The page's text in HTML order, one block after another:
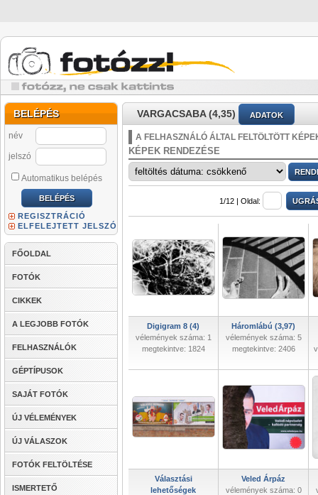
BELÉPÉS
név
jelszó
Automatikus belépés
REGISZTRÁCIÓ
ELFELEJTETT JELSZÓ
FŐOLDAL
FOTÓK
CIKKEK
A LEGJOBB FOTÓK
FELHASZNÁLÓK
GÉPTÍPUSOK
SAJÁT FOTÓK
ÚJ VÉLEMÉNYEK
ÚJ VÁLASZOK
FOTÓK FELTÖLTÉSE
ISMERTETŐ
VARGACSABA (4,35) ADATOK
A FELHASZNÁLÓ ÁLTAL FELTÖLTÖTT
KÉPEK RENDEZÉSE
1/12 | Oldal:
Digigram 8 (4)
vélemények száma: 1
megtekintve: 1824
Háromlábú (3,97)
vélemények száma: 5
megtekintve: 2406
Választási
lehetőségek
Veled Árpáz
vélemények száma: 0